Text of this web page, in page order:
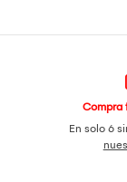
Compra
En solo 6